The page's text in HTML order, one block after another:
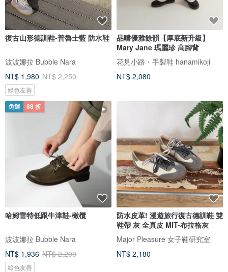
復古山形德訓鞋-普魯士藍 防水鞋
波波娜拉 Bubble Nara
NT$ 1,980 NT$ 2,250
綠色友善
品嚐優雅餘韻【厚底新升級】
Mary Jane 瑪麗珍 高腳背
花見小路・手製鞋 hanamikoji
NT$ 2,080
免運 88 折
哈姆雷特低跟牛津鞋-橄欖
波波娜拉 Bubble Nara
NT$ 1,936 NT$ 2,200
綠色友善
防水皮革! 漫遊旅行復古德訓鞋 雙
鞋帶 灰 全真皮 MIT-布拉格灰
Major Pleasure 女子鞋研究室
NT$ 2,180